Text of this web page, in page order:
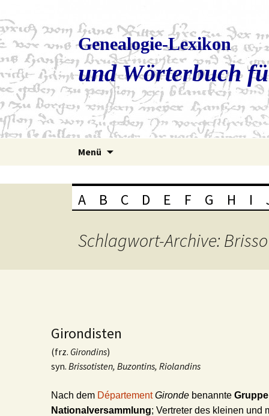
Genealogie-Lexikon
und Wörterbuch
Menü
A B C D E F G H I
Schlagwort-Archive:
Girondisten
(frz. Girondins)
syn. Brissotisten, Buzontins, Riolandins
Nach dem Département Gironde benannte
Nationalversammlung; Vertreter des kleinen und